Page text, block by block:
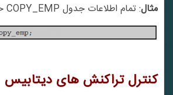
مثال: تمام اطلاعات جدول COPY_EMP حذف شود.
کنترل تراکنش های دیتابیس